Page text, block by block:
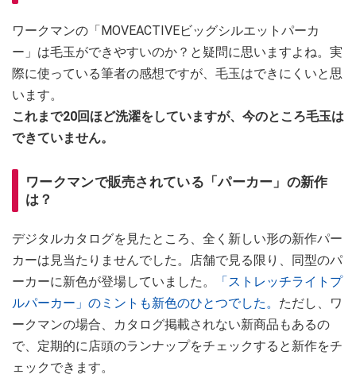
ワークマンの「MOVEACTIVEビッグシルエットパーカ
ー」は毛玉ができやすいのか？と疑問に思いますよね。実
際に使っている筆者の感想ですが、毛玉はできにくいと思
います。
これまで20回ほど洗濯をしていますが、今のところ毛玉は
できていません。
ワークマンで販売されている「パーカー」の新作
は？
デジタルカタログを見たところ、全く新しい形の新作パー
カーは見当たりませんでした。店舗で見る限り、同型のパ
ーカーに新色が登場していました。
「ストレッチライトプ
ルパーカー」 のミントも新色のひとつでした。 ただし、ワ
ークマンの場合、カタログ掲載されない新商品もあるの
で、定期的に店頭のランナップをチェックすると新作をチ
ェックできます。